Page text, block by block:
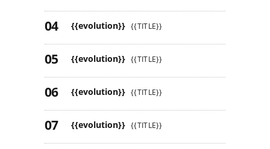
{{evolution}} {{TITLE}}
{{evolution}} {{TITLE}}
{{evolution}} {{TITLE}}
{{evolution}} {{TITLE}}